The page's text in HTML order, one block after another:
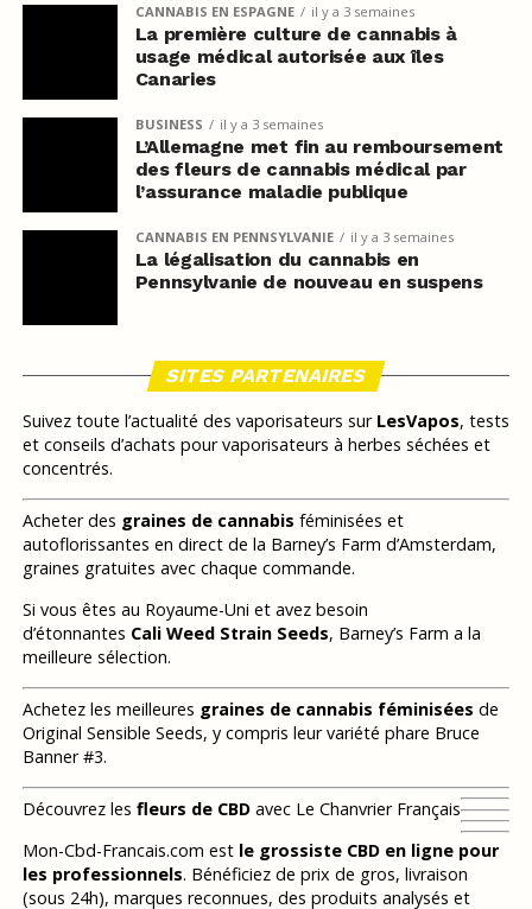
CANNABIS EN ESPAGNE il y a 3 semaines
La première culture de cannabis à
usage médical autorisée aux îles
Canaries
BUSINESS il y a 3 semaines
L’Allemagne met fin au remboursement
des fleurs de cannabis médical par
l’assurance maladie publique
CANNABIS EN PENNSYLVANIE il y a 3 semaines
La légalisation du cannabis en
Pennsylvanie de nouveau en suspens
SITES PARTENAIRES
Suivez toute l’actualité des vaporisateurs sur LesVapos, tests
et conseils d’achats pour vaporisateurs à herbes séchées et
concentrés.
Acheter des graines de cannabis féminisées et
autoflorissantes en direct de la Barney’s Farm d’Amsterdam,
graines gratuites avec chaque commande.
Si vous êtes au Royaume-Uni et avez besoin
d’étonnantes Cali Weed Strain Seeds, Barney’s Farm a la
meilleure sélection.
Achetez les meilleures graines de cannabis féminisées de
Original Sensible Seeds, y compris leur variété phare Bruce
Banner #3.
Découvrez les fleurs de CBDavec Le Chanvrier Français
Mon-Cbd-Francais.com est le grossiste CBD en ligne pour
les professionnels. Bénéficiez de prix de gros, livraison
(sous 24h), marques reconnues, des produits analysés et